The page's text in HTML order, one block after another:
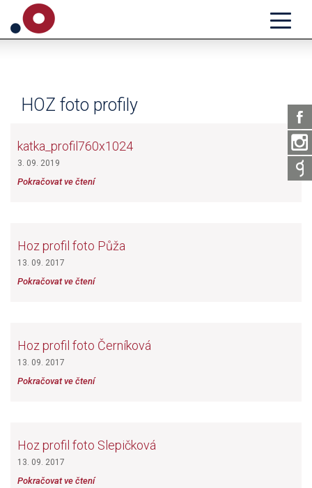
HOZ foto profily
katka_profil760x1024
3. 09. 2019
Pokračovat ve čtení
Hoz profil foto Půža
13. 09. 2017
Pokračovat ve čtení
Hoz profil foto Černíková
13. 09. 2017
Pokračovat ve čtení
Hoz profil foto Slepičková
13. 09. 2017
Pokračovat ve čtení